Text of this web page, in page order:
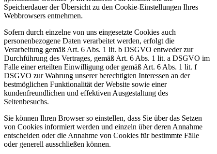
Speicherdauer der Übersicht zu den Cookie-Einstellungen Ihres
Webbrowsers entnehmen.
Sofern durch einzelne von uns eingesetzte Cookies auch
personenbezogene Daten verarbeitet werden, erfolgt die
Verarbeitung gemäß Art. 6 Abs. 1 lit. b DSGVO entweder zur
Durchführung des Vertrages, gemäß Art. 6 Abs. 1 lit. a DSGVO im
Falle einer erteilten Einwilligung oder gemäß Art. 6 Abs. 1 lit. f
DSGVO zur Wahrung unserer berechtigten Interessen an der
bestmöglichen Funktionalität der Website sowie einer
kundenfreundlichen und effektiven Ausgestaltung des
Seitenbesuchs.
Sie können Ihren Browser so einstellen, dass Sie über das Setzen
von Cookies informiert werden und einzeln über deren Annahme
entscheiden oder die Annahme von Cookies für bestimmte Fälle
oder generell ausschließen können.